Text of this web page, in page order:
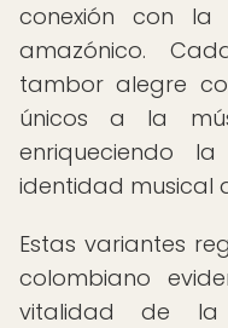
conexión con
amazónico.
tambor alegre
únicos a la
enriqueciendo
identidad musical
Estas variantes
colombiano
vitalidad de la